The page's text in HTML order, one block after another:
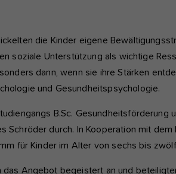
die Kinder eigene
soziale Unterstützung als wichtige
dann, wenn sie ihre Stärken
und Gesundheitspsychologie.
B.Sc. Gesundheitsförderung
Schröder durch. In Kooperation mit
für Kinder im Alter von sechs bis
das Angebot begeistert an und